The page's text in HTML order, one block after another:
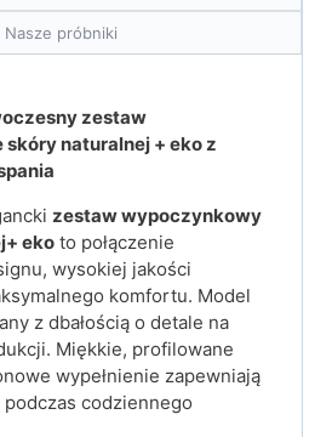
Nasze próbniki
zestaw
naturalnej + eko z
zestaw wypoczynkowy
eko to połączenie
wysokiej jakości
komfortu. Model
z dbałością o detale na
Miękkie, profilowane
wypełnienie zapewniają
codziennego